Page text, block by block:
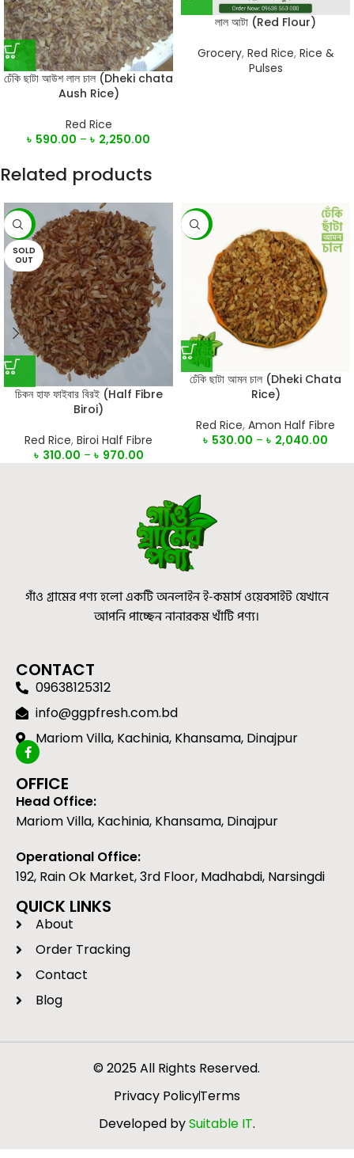
ঢেঁকি ছাটা আউশ লাল চাল (Dheki chata
Aush Rice)
Red Rice
৳ 590.00 – ৳ 2,250.00
লাল আটা (Red Flour)
Grocery, Red Rice, Rice &
Pulses
Related products
-12%
SOLD
OUT
চিকন হাফ ফাইবার বিরই (Half Fibre
Biroi)
Red Rice, Biroi Half Fibre
৳ 310.00 – ৳ 970.00
-7%
ঢেঁকি ছাটা আমন চাল (Dheki Chata
Rice)
Red Rice, Amon Half Fibre
৳ 530.00 – ৳ 2,040.00
গাঁও গ্রামের পণ্য হলো একটি অনলাইন ই-কমার্স ওয়েবসাইট যেখানে
আপনি পাচ্ছেন নানারকম খাঁটি পণ্য।
CONTACT
09638125312
info@ggpfresh.com.bd
Mariom Villa, Kachinia, Khansama, Dinajpur
OFFICE
Head Office:
Mariom Villa, Kachinia, Khansama, Dinajpur
Operational Office:
192, Rain Ok Market, 3rd Floor, Madhabdi, Narsingdi
QUICK LINKS
About
Order Tracking
Contact
Blog
© 2025 All Rights Reserved.
Privacy PolicyTerms
Developed bySuitable IT.